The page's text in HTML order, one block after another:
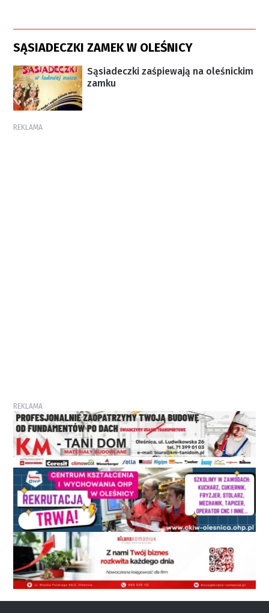
SĄSIADECZKI ZAMEK W OLEŚNICY
Sąsiadeczki zaśpiewają na oleśnickim
zamku
REKLAMA
REKLAMA